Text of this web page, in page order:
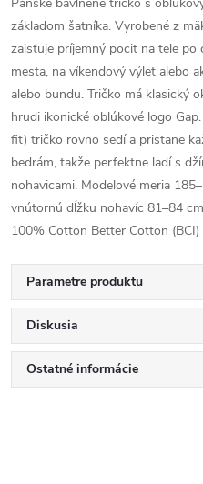
Pánske bavlnené tričko s
základom šatníka. Vyrobené z
zaisťuje príjemný pocit na tele po
mesta, na víkendový výlet alebo
alebo bundu. Tričko má klasický
hrudi ikonické oblúkové logo
fit) tričko rovno sedí a pristane
bedrám, takže perfektne ladí s
nohavicami. Modelové meria
vnútornú dĺžku nohavíc 81–84
100% Cotton Better Cotton (BCI)
Parametre produktu
Diskusia
Ostatné informácie